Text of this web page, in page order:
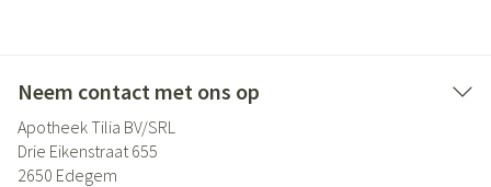
Neem contact met ons op
Apotheek Tilia BV/SRL
Drie Eikenstraat 655
2650 Edegem